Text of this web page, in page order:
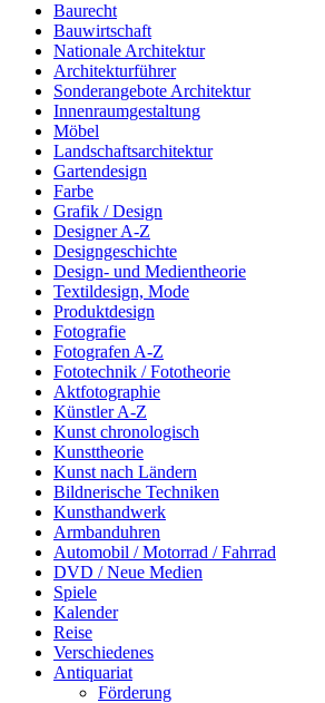
Baurecht
Bauwirtschaft
Nationale Architektur
Architekturführer
Sonderangebote Architektur
Innenraumgestaltung
Möbel
Landschaftsarchitektur
Gartendesign
Farbe
Grafik / Design
Designer A-Z
Designgeschichte
Design- und Medientheorie
Textildesign, Mode
Produktdesign
Fotografie
Fotografen A-Z
Fototechnik / Fototheorie
Aktfotographie
Künstler A-Z
Kunst chronologisch
Kunsttheorie
Kunst nach Ländern
Bildnerische Techniken
Kunsthandwerk
Armbanduhren
Automobil / Motorrad / Fahrrad
DVD / Neue Medien
Spiele
Kalender
Reise
Verschiedenes
Antiquariat
Förderung